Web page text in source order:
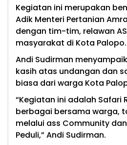
Kegiatan ini merupakan
Adik Menteri Pertanian
dengan tim-tim, relawan
masyarakat di Kota Palopo.
Andi Sudirman
kasih atas undangan dan
biasa dari warga Kota
“Kegiatan ini adalah Safari
berbagai bersama warga,
melalui ass Community
Peduli,” Andi Sudirman.